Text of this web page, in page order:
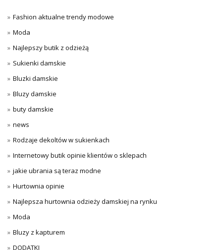
Fashion aktualne trendy modowe
Moda
Najlepszy butik z odzieżą
Sukienki damskie
Bluzki damskie
Bluzy damskie
buty damskie
news
Rodzaje dekoltów w sukienkach
Internetowy butik opinie klientów o sklepach
jakie ubrania są teraz modne
Hurtownia opinie
Najlepsza hurtownia odzieży damskiej na rynku
Moda
Bluzy z kapturem
DODATKI